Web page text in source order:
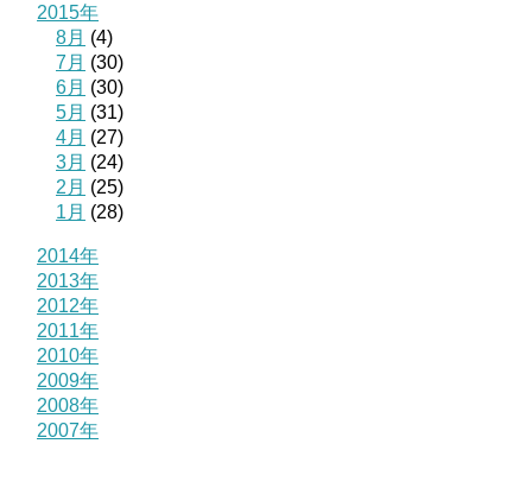
2015年
8月 (4)
7月 (30)
6月 (30)
5月 (31)
4月 (27)
3月 (24)
2月 (25)
1月 (28)
2014年
2013年
2012年
2011年
2010年
2009年
2008年
2007年